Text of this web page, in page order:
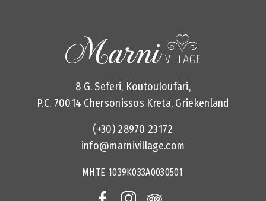
8 G. Seferi, Koutouloufari,
P.C. 70014 Chersonissos Kreta, Griekenland
(+30) 28970 23172
info@marnivillage.com
MH.TE 1039Κ033Α0030501